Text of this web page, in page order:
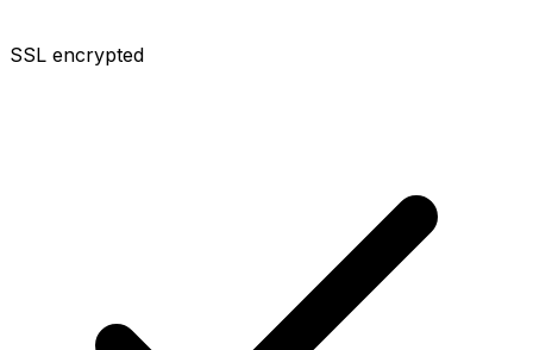
SSL encrypted